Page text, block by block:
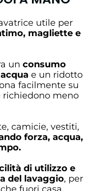
utile per
magliette e
un consumo
e un ridotto
facilmente su
richiedono meno
camicie, vestiti,
forza, acqua,
di utilizzo e
del lavaggio, per